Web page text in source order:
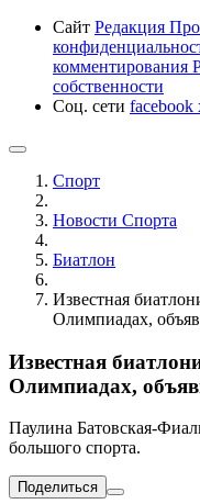
Сайт Редакция
комментирования
собственности
Соц. сети facebook
Спорт
Новости Cпорта
Биатлон
Известная
Олимпиадах,
Известная
Олимпиадах,
Паулина Батовская-
большого спорта.
Поделиться